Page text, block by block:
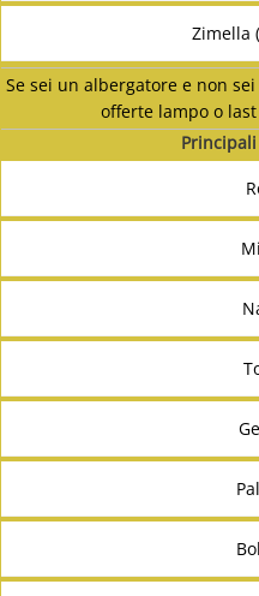
Zimella
Se sei un albergatore e non
offerte lampo o